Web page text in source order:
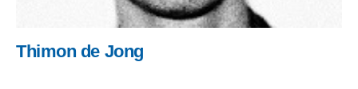
Thimon de Jong